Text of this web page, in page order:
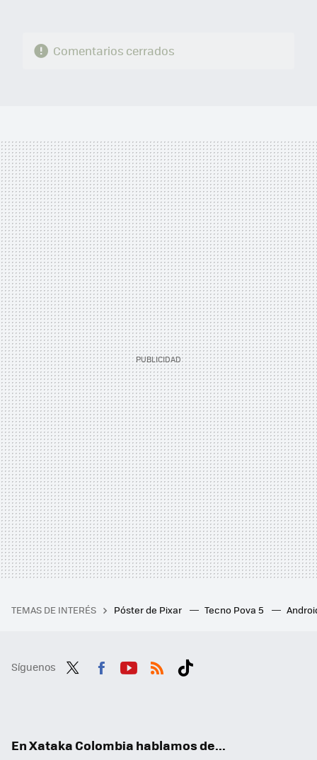
Comentarios cerrados
TEMAS DE INTERÉS Póster de Pixar Tecno Pova 5
Síguenos
En Xataka Colombia hablamos de...